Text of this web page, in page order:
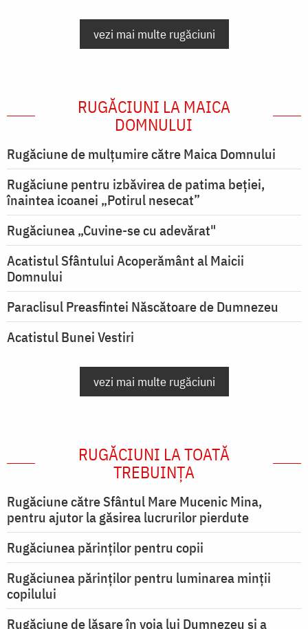
vezi mai multe rugăciuni
RUGĂCIUNI LA MAICA
DOMNULUI
Rugăciune de mulţumire către Maica Domnului
Rugăciune pentru izbăvirea de patima beției,
înaintea icoanei „Potirul nesecat”
Rugăciunea „Cuvine-se cu adevărat"
Acatistul Sfântului Acoperământ al Maicii
Domnului
Paraclisul Preasfintei Născătoare de Dumnezeu
Acatistul Bunei Vestiri
vezi mai multe rugăciuni
RUGĂCIUNI LA TOATĂ
TREBUINȚA
Rugăciune către Sfântul Mare Mucenic Mina,
pentru ajutor la găsirea lucrurilor pierdute
Rugăciunea părinților pentru copii
Rugăciunea părinților pentru luminarea minţii
copilului
Rugăciune de lăsare în voia lui Dumnezeu şi a